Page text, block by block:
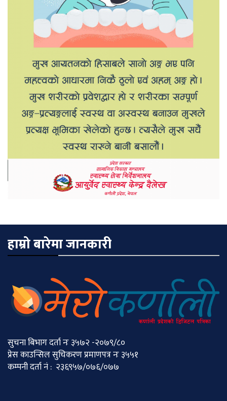
हाम्रो बारेमा जानकारी
सुचना बिभाग दर्ता नः ३५७२ -२०७९/८०
प्रेस काउन्सिल सुचिकरण प्रमाणपत्र नः ३५५१
कम्पनी दर्ता नं : २३६९५७/०७६/०७७